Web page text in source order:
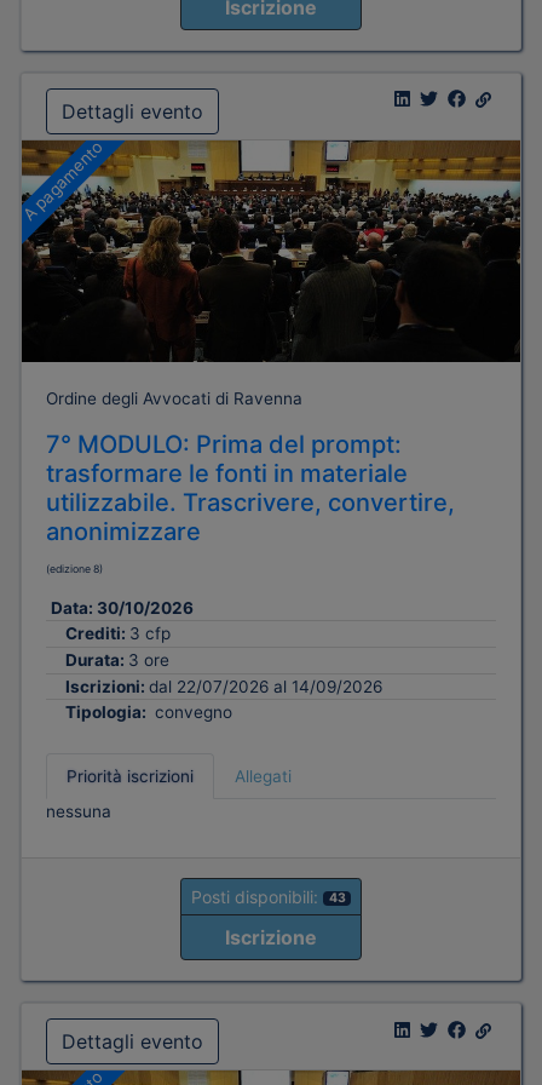
Iscrizione
Dettagli evento
A pagamento
Ordine degli Avvocati di Ravenna
7° MODULO: Prima del prompt:
trasformare le fonti in materiale
utilizzabile. Trascrivere, convertire,
anonimizzare
(edizione 8)
Data: 30/10/2026
Crediti: 3 cfp
Durata: 3 ore
Iscrizioni: dal 22/07/2026 al 14/09/2026
Tipologia: convegno
Priorità iscrizioni
Allegati
nessuna
Posti disponibili: 43
Iscrizione
Dettagli evento